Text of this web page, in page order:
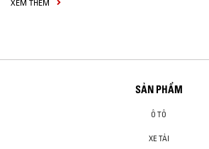
XEM THÊM
SẢN PHẨM
Ô TÔ
XE TẢI